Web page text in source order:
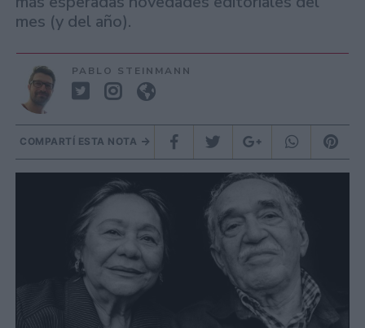
mes (y del año).
PABLO STEINMANN
COMPARTÍ ESTA NOTA